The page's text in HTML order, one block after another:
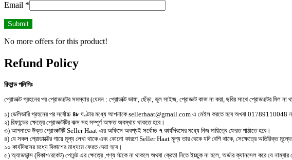
Email *
No more offers for this product!
Refund Policy
রিফান্ড পলিসিঃ
প্রোডাক্ট গ্রহনের পর প্রোডাক্টের সমস্যার (যেমন : প্রোডাক্ট ভাঙ্গা, ছেঁড়া, ভুল সাইজ, প্রোডাক্ট কাজ না করা, ছবির সাথে প্রোডাক্টের মিল
১) ডেলিভারি গ্রহনের পর সর্বোচ্চ ৪৮ঘণ্টার মধ্যে আপনাকে sellerhaat@gmail.com এ মেইল করতে হবে অখবা 01789110048
২) রিফান্ডের ক্ষেত্রে প্রোডাক্টটির বাক্স সহ সম্পূর্ণ অক্ষত অবস্থায় থাকতে হবে।
৩) আপনাকে উক্ত প্রোডাক্টটি Seller Haat-এর অফিসে অবশ্যই সর্বোচ্চ ৭ কার্যদিবসের মধ্যে নিজ দায়িত্বে ফেরত পাঠাতে হবে।
৪) যে সকল প্রোডাক্টের গায়ে মূল্য লেখা থাকে এবং কোনো কারণে Seller Haat মূল্য তার থেকে যদি বেশি থাকে, সেক্ষেত্রে
১০ কার্যদিবসের মধ্যে বিকাশের মাধ্যমে ফেরত দেয়া হবে।
৫) অ্যাডভান্স (বিকাশ/রকেট) পেমেন্ট এর ক্ষেত্রে ,পণ্য স্টকে না থাকলে অথবা ক্রেতা নিতে ইচ্ছুক না হলে, অর্ডার ক্যানসেল করে যে নাম্বার